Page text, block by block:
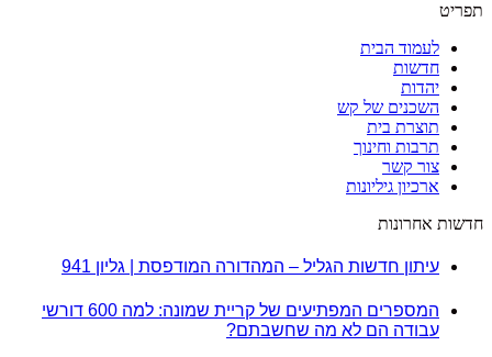
תפריט
לעמוד הבית
חדשות
יהדות
השכנים של קש
תוצרת בית
תרבות וחינוך
צור קשר
ארכיון גיליונות
חדשות אחרונות
עיתון חדשות הגליל – המהדורה המודפסת | גליון 941
המספרים המפתיעים של קריית שמונה: למה 600 דורשי
עבודה הם לא מה שחשבתם?